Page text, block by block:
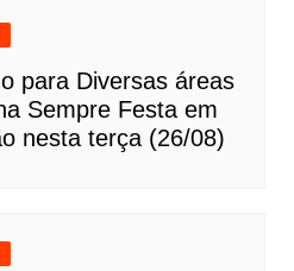
para Diversas áreas
Sempre Festa em
nesta terça (26/08)